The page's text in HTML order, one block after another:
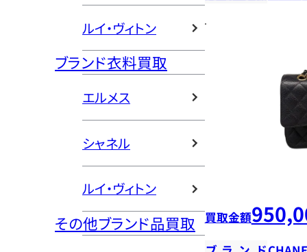
ルイ・ヴィトン
ブランド衣料買取
エルメス
シャネル
ルイ・ヴィトン
その他ブランド品買取 買取金額